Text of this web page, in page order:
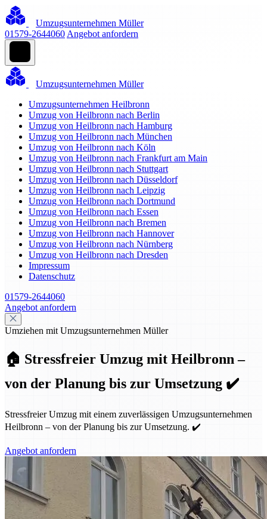
Umzugsunternehmen Müller
01579-2644060 Angebot anfordern
Umzugsunternehmen Müller
Umzugsunternehmen Heilbronn
Umzug von Heilbronn nach Berlin
Umzug von Heilbronn nach Hamburg
Umzug von Heilbronn nach München
Umzug von Heilbronn nach Köln
Umzug von Heilbronn nach Frankfurt am Main
Umzug von Heilbronn nach Stuttgart
Umzug von Heilbronn nach Düsseldorf
Umzug von Heilbronn nach Leipzig
Umzug von Heilbronn nach Dortmund
Umzug von Heilbronn nach Essen
Umzug von Heilbronn nach Bremen
Umzug von Heilbronn nach Hannover
Umzug von Heilbronn nach Nürnberg
Umzug von Heilbronn nach Dresden
Impressum
Datenschutz
01579-2644060
Angebot anfordern
Umziehen mit Umzugsunternehmen Müller
🏠 Stressfreier Umzug mit Heilbronn –
von der Planung bis zur Umsetzung ✔️
Stressfreier Umzug mit einem zuverlässigen Umzugsunternehmen
Heilbronn – von der Planung bis zur Umsetzung. ✔️
Angebot anfordern